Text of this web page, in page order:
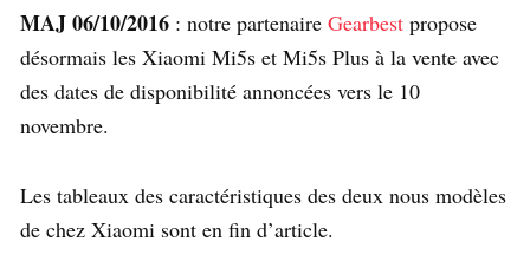
MAJ 06/10/2016 : notre partenaire Gearbest propose
désormais les Xiaomi Mi5s et Mi5s Plus à la vente avec
des dates de disponibilité annoncées vers le 10
novembre.
Les tableaux des caractéristiques des deux nous modèles
de chez Xiaomi sont en fin d’article.